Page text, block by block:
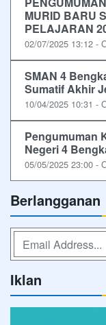
MURID BARU
PELAJARAN
02/07/2025 13:12 -
SMAN 4
Sumatif Akhir
10/04/2025 10:31 -
Pengumuman
Negeri 4
05/05/2025 23:00 -
Berlangganan
Iklan